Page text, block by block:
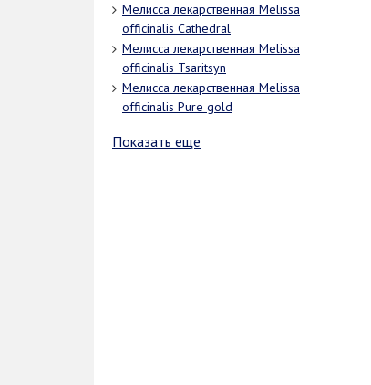
Мелисса лекарственная Melissa
officinalis Cathedral
Мелисса лекарственная Melissa
officinalis Tsaritsyn
Мелисса лекарственная Melissa
officinalis Pure gold
Показать еще